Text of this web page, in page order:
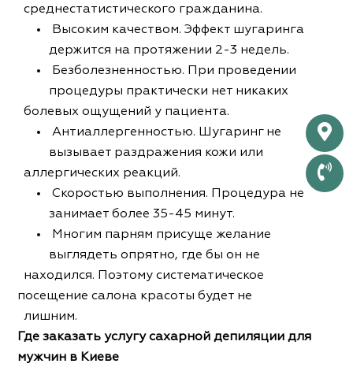
среднестатистического гражданина.
Высоким качеством. Эффект шугаринга
держится на протяжении 2-3 недель.
Безболезненностью. При проведении
процедуры практически нет никаких
болевых ощущений у пациента.
Антиаллергенностью. Шугаринг не
вызывает раздражения кожи или
аллергических реакций.
Скоростью выполнения. Процедура не
занимает более 35-45 минут.
Многим парням присуще желание
выглядеть опрятно, где бы он не
находился. Поэтому систематическое
посещение салона красоты будет не
лишним.
Где заказать услугу сахарной депиляции для
мужчин в Киеве